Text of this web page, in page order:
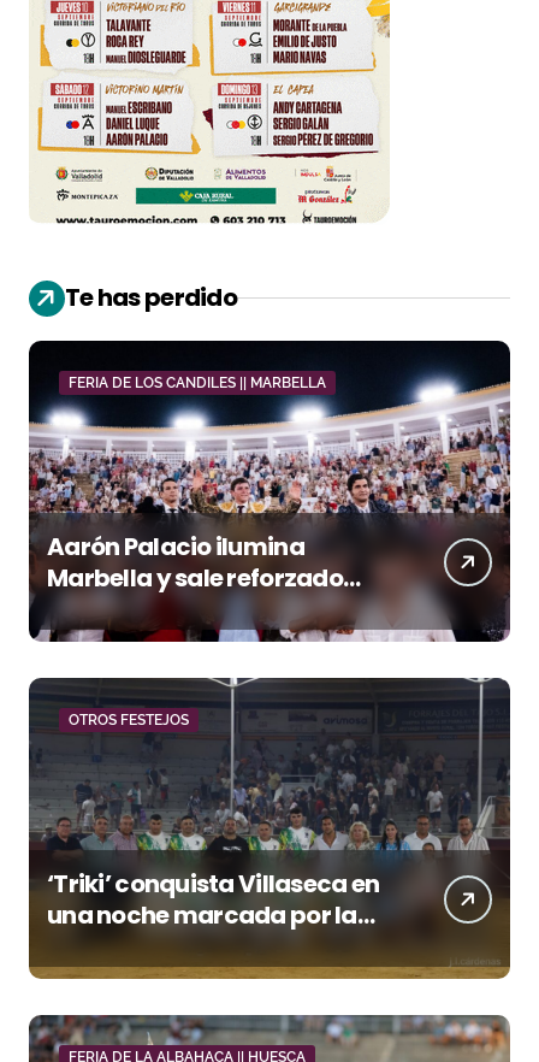
Te has perdido
FERIA DE LOS CANDILES || MARBELLA
Aarón Palacio ilumina
Marbella y sale reforzado
junto a Manzanares y
Morante
OTROS FESTEJOS
‘Triki’ conquista Villaseca en
una noche marcada por la
dureza de Monteviejo
FERIA DE LA ALBAHACA || HUESCA